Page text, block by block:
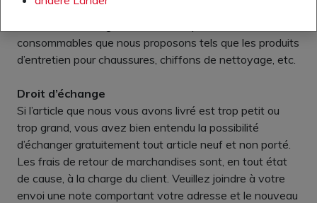
consommables que nous proposons tels que les produits
d’entretien pour chaussures, chiffons de nettoyage, etc.
Droit d’échange
Si l’article que nous vous avons livré est trop petit ou
trop grand, vous avez bien entendu la possibilité
d’échanger gratuitement tout article neuf et non porté.
Les frais de retour de marchandises sont, en tout état
de cause, à la charge du client. Veuillez joindre à votre
envoi une note comportant votre adresse et le nouveau